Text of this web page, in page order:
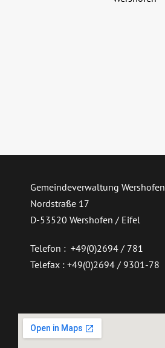
Gemeindeverwaltung Wershofen
Nordstraße 17
D-53520 Wershofen / Eifel
Telefon : +49(0)2694 / 781
Telefax : +49(0)2694 / 9301-78